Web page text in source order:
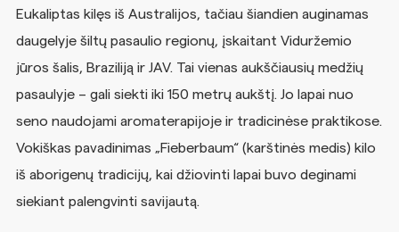
Eukaliptas kilęs iš Australijos, tačiau šiandien auginamas
daugelyje šiltų pasaulio regionų, įskaitant Viduržemio
jūros šalis, Braziliją ir JAV. Tai vienas aukščiausių medžių
pasaulyje – gali siekti iki 150 metrų aukštį. Jo lapai nuo
seno naudojami aromaterapijoje ir tradicinėse praktikose.
Vokiškas pavadinimas „Fieberbaum“ (karštinės medis) kilo
iš aborigenų tradicijų, kai džiovinti lapai buvo deginami
siekiant palengvinti savijautą.